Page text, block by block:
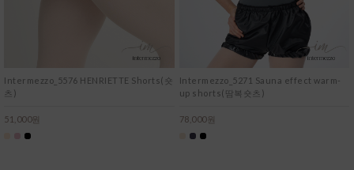
Intermezzo_5576 HENRIETTE Shorts(숏
츠)
51,000원
Intermezzo_5271 Sauna effect warm-
up shorts(땀복숏츠)
78,000원